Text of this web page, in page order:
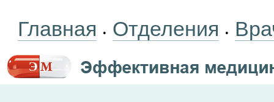
Главная • Отделения •